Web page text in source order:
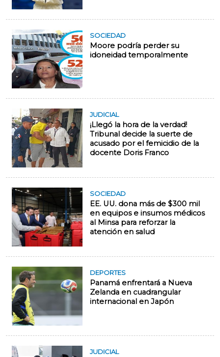
SOCIEDAD
Moore podría perder su
idoneidad temporalmente
JUDICIAL
¡Llegó la hora de la verdad!
Tribunal decide la suerte de
acusado por el femicidio de la
docente Doris Franco
SOCIEDAD
EE. UU. dona más de $300 mil
en equipos e insumos médicos
al Minsa para reforzar la
atención en salud
DEPORTES
Panamá enfrentará a Nueva
Zelanda en cuadrangular
internacional en Japón
JUDICIAL